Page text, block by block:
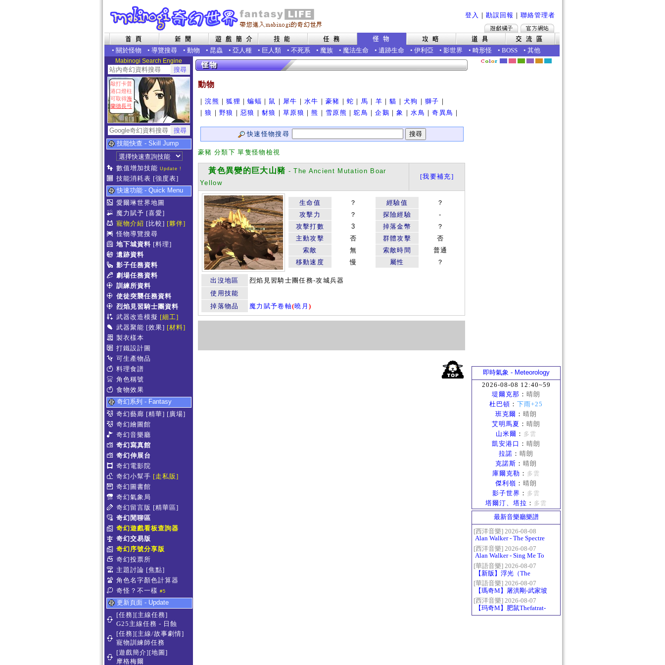
登入 ｜ 勘誤回報 ｜ 聯絡管理者
• 關於怪物 • 導覽搜尋 • 動物 • 昆蟲 • 亞人種 • 巨人類 • 不死系 • 魔族 • 魔法生命 • 遺跡生命 • 伊利亞 • 影世界 • 畸形怪 • BOSS • 其他
Mabinogi Search Engine
敲打卡普
港口燈柱
可取得海
蘭德長弓
技能快查 - Skill Jump
數值增加技能 Update !
技能消耗表 [強度表]
快速功能 - Quick Menu
愛爾琳世界地圖
魔力賦予 [喜愛]
寵物介紹 [比較] [夥伴]
怪物導覽搜尋
地下城資料 [料理]
遺跡資料
影子任務資料
劇場任務資料
訓練所資料
使徒突襲任務資料
烈焰見習騎士團資料
武器改造模擬 [細工]
武器聚能 [效果] [材料]
製衣樣本
打鐵設計圖
可生產物品
料理食譜
角色稱號
食物效果
奇幻系列 - Fantasy
奇幻藝廊 [精華] [廣場]
奇幻繪圖館
奇幻音樂廳
奇幻寫真館
奇幻伸展台
奇幻電影院
奇幻小幫手 [走私販]
奇幻圖書館
奇幻氣象局
奇幻留言版 [精華區]
奇幻閒聊區
奇幻遊戲看板查詢器
奇幻交易版
奇幻序號分享版
奇幻投票所
主題討論 [焦點]
角色名字顏色計算器
奇怪？不一樣 #5
更新頁面 - Update
[任務][主線任務]
G25主線任務 - 日蝕
[任務][主線/故事劇情]
寵物訓練師任務
[遊戲簡介][地圖]
摩格梅爾
動物
｜浣熊 ｜狐狸 ｜蝙蝠 ｜ 鼠 ｜ 犀牛 ｜水牛 ｜豪豬 ｜蛇 ｜ 馬 ｜ 羊 ｜貓 ｜ 犬狗 ｜ 獅子 ｜
｜狼 ｜野狼 ｜惡狼 ｜豺狼 ｜草原狼 ｜熊 ｜ 雪原熊 ｜鴕鳥 ｜企鵝 ｜象 ｜水鳥 ｜奇異鳥 ｜
快速怪物搜尋
豪豬 分類下 單隻怪物檢視
黃色異變的巨大山豬 - The Ancient Mutation Boar
Yellow
[我要補充]
生命值 ？ 經驗值
？
攻擊力
？ 探險經驗
-
攻擊打數
3 掉落金幣
？
主動攻擊
否 群體攻擊
否
索敵
無 索敵時間
普通
移動速度
慢 屬性 ？
出沒地區
烈焰見習騎士團任務-攻城兵器
使用技能
掉落物品
魔力賦予卷軸(曉月)
即時氣象 - Meteorology
2026-08-08 12:40~59
堤爾克那 ： 晴朗
杜巴頓 ： 下雨+25
班克爾 ： 晴朗
艾明馬夏 ： 晴朗
山米爾 ： 多雲
凱安港口 ： 晴朗
拉諾 ： 晴朗
克諾斯 ： 晴朗
庫爾克勒 ： 多雲
傑利嶺 ： 晴朗
影子世界 ： 多雲
塔爾汀、塔拉 ： 多雲
最新音樂廳樂譜
[西洋音樂] 2026-08-08
Alan Walker - The Spectre
[西洋音樂] 2026-08-07
Alan Walker - Sing Me To
Sleep
[華語音樂] 2026-08-07
【新版】浮光（The
History）：六和弦
[華語音樂] 2026-08-07
【瑪奇M】屠洪剛-武家坡
2021
[西洋音樂] 2026-08-07
【玛奇M】肥鼠Thefatrat-
Monody